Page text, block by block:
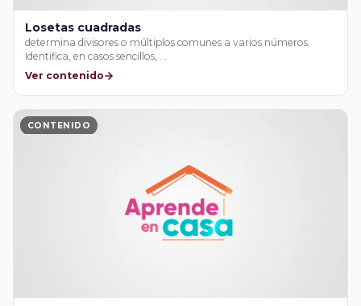
Losetas cuadradas
determina divisores o múltiplos comunes a varios números.
Identifica, en casos sencillos, …
Ver contenido
CONTENIDO